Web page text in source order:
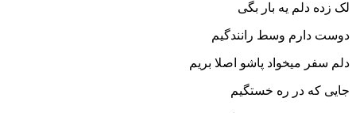
لک زده دلم یه بار بگی
دوست دارم وسط رانندگیم
دلم سفر میخواد پاشو اصلا بریم
جایی که در ره خستگیم